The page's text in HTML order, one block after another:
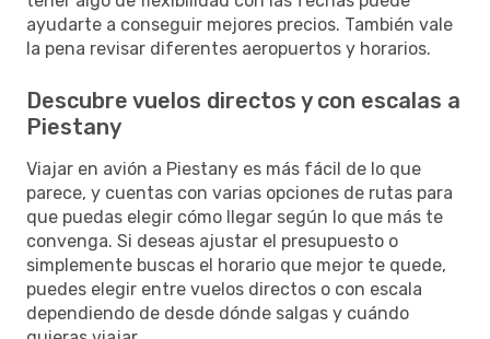
ayudarte a conseguir mejores precios. También vale
la pena revisar diferentes aeropuertos y horarios.
Descubre vuelos directos y con escalas a
Piestany
Viajar en avión a Piestany es más fácil de lo que
parece, y cuentas con varias opciones de rutas para
que puedas elegir cómo llegar según lo que más te
convenga. Si deseas ajustar el presupuesto o
simplemente buscas el horario que mejor te quede,
puedes elegir entre vuelos directos o con escala
dependiendo de desde dónde salgas y cuándo